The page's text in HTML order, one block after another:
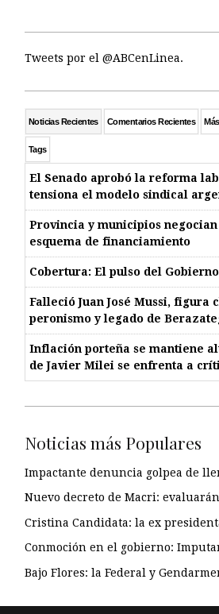
Tweets por el @ABCenLinea.
Noticias Recientes Comentarios Recientes
Tags
El Senado aprobó la reforma
tensiona el modelo sindical
Provincia y municipios negocian
esquema de financiamiento
Cobertura: El pulso del
Falleció Juan José Mussi, figura
peronismo y legado de
Inflación porteña se mantiene
de Javier Milei se enfrenta a
Noticias más Populares
Impactante denuncia golpea de
Nuevo decreto de Macri:
Cristina Candidata: la ex
Conmoción en el gobierno:
Bajo Flores: la Federal y